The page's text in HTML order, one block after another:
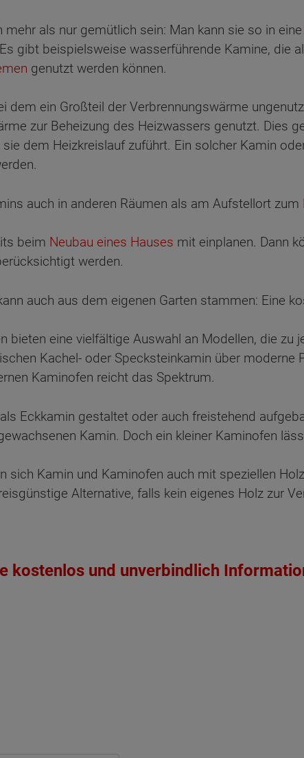
als nur gemütlich sein: Man kann sie so in eine
gibt beispielsweise wasserführende Kamine, die
genutzt werden können.
dem ein Großteil der Verbrennungswärme
zur Beheizung des Heizwassers genutzt. Dies
dem Heizkreislauf zuführt. Ein solcher Kamin
auch in anderen Räumen als am Aufstellort zum
beim Neubau eines Hauses mit einplanen. Dann
werden.
auch aus dem eigenen Garten stammen: Eine
bieten eine vielfältige Auswahl an Modellen, die zu
Kachel- oder Specksteinkamin über moderne
Kaminofen reicht das Spektrum.
Eckkamin gestaltet oder auch freistehend
Kamin. Doch ein kleiner Kaminofen
sich Kamin und Kaminofen auch mit speziellen
Alternative, falls kein eigenes Holz zur
kostenlos und unverbindlich